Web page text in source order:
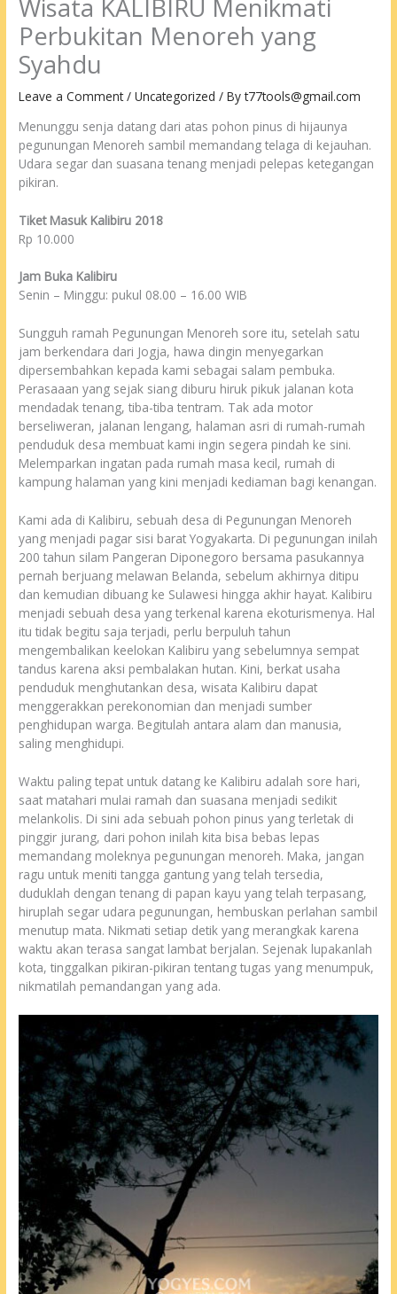
Wisata KALIBIRU Menikmati
Perbukitan Menoreh yang
Syahdu
Leave a Comment /Uncategorized / Byt77tools@gmail.com
Menunggu senja datang dari atas pohon pinus di hijaunya
pegunungan Menoreh sambil memandang telaga di kejauhan.
Udara segar dan suasana tenang menjadi pelepas ketegangan
pikiran.
Tiket Masuk Kalibiru 2018
Rp 10.000
Jam Buka Kalibiru
Senin – Minggu: pukul 08.00 – 16.00 WIB
Sungguh ramah Pegunungan Menoreh sore itu, setelah satu
jam berkendara dari Jogja, hawa dingin menyegarkan
dipersembahkan kepada kami sebagai salam pembuka.
Perasaaan yang sejak siang diburu hiruk pikuk jalanan kota
mendadak tenang, tiba-tiba tentram. Tak ada motor
berseliweran, jalanan lengang, halaman asri di rumah-rumah
penduduk desa membuat kami ingin segera pindah ke sini.
Melemparkan ingatan pada rumah masa kecil, rumah di
kampung halaman yang kini menjadi kediaman bagi kenangan.
Kami ada di Kalibiru, sebuah desa di Pegunungan Menoreh
yang menjadi pagar sisi barat Yogyakarta. Di pegunungan inilah
200 tahun silam Pangeran Diponegoro bersama pasukannya
pernah berjuang melawan Belanda, sebelum akhirnya ditipu
dan kemudian dibuang ke Sulawesi hingga akhir hayat. Kalibiru
menjadi sebuah desa yang terkenal karena ekoturismenya. Hal
itu tidak begitu saja terjadi, perlu berpuluh tahun
mengembalikan keelokan Kalibiru yang sebelumnya sempat
tandus karena aksi pembalakan hutan. Kini, berkat usaha
penduduk menghutankan desa, wisata Kalibiru dapat
menggerakkan perekonomian dan menjadi sumber
penghidupan warga. Begitulah antara alam dan manusia,
saling menghidupi.
Waktu paling tepat untuk datang ke Kalibiru adalah sore hari,
saat matahari mulai ramah dan suasana menjadi sedikit
melankolis. Di sini ada sebuah pohon pinus yang terletak di
pinggir jurang, dari pohon inilah kita bisa bebas lepas
memandang moleknya pegunungan menoreh. Maka, jangan
ragu untuk meniti tangga gantung yang telah tersedia,
duduklah dengan tenang di papan kayu yang telah terpasang,
hiruplah segar udara pegunungan, hembuskan perlahan sambil
menutup mata. Nikmati setiap detik yang merangkak karena
waktu akan terasa sangat lambat berjalan. Sejenak lupakanlah
kota, tinggalkan pikiran-pikiran tentang tugas yang menumpuk,
nikmatilah pemandangan yang ada.